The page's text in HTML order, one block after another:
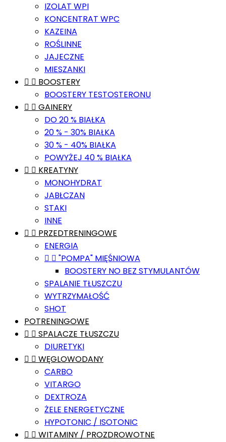
IZOLAT WPI
KONCENTRAT WPC
KAZEINA
ROŚLINNE
JAJECZNE
MIESZANKI
  BOOSTERY
BOOSTERY TESTOSTERONU
  GAINERY
DO 20 % BIAŁKA
20 % - 30% BIAŁKA
30 % - 40% BIAŁKA
POWYŻEJ 40 % BIAŁKA
  KREATYNY
MONOHYDRAT
JABŁCZAN
STAKI
INNE
  PRZEDTRENINGOWE
ENERGIA
  "POMPA" MIĘŚNIOWA
BOOSTERY NO BEZ STYMULANTÓW
SPALANIE TŁUSZCZU
WYTRZYMAŁOŚĆ
SHOT
POTRENINGOWE
  SPALACZE TŁUSZCZU
DIURETYKI
  WĘGLOWODANY
CARBO
VITARGO
DEXTROZA
ŻELE ENERGETYCZNE
HYPOTONIC / ISOTONIC
  WITAMINY / PROZDROWOTNE